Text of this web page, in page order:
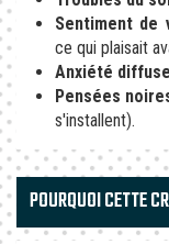
Sentiment de
ce qui plaisait
Anxiété diffuse
Pensées
s'installent).
POURQUOI CETTE